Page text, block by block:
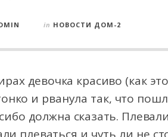
in НОВОСТИ ДОМ-2
девочка красиво (как
и рванула так, что
должна сказать.